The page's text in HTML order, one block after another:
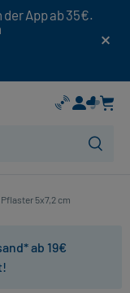
App ab 35€.
5x7,2 cm
ab 19€